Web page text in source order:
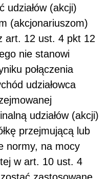
udziałów (akcji)
(akcjonariuszom)
art. 12 ust. 4 pkt 12
nie stanowi
połączenia
udziałowca
udziałów (akcji)
przejmującą lub
normy, na mocy
w art. 10 ust. 4